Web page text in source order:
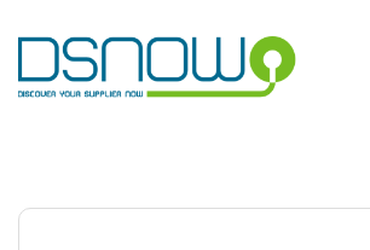
to
content